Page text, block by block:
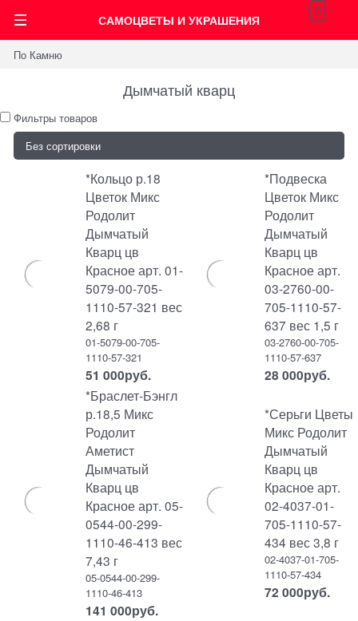
САМОЦВЕТЫ И УКРАШЕНИЯ
0
По Камню
Дымчатый кварц
Фильтры товаров
*Кольцо р.18
Цветок Микс
Родолит
Дымчатый
Кварц цв
Красное арт. 01-
5079-00-705-
1110-57-321 вес
2,68 г
01-5079-00-705-
1110-57-321
51 000руб.
*Подвеска
Цветок Микс
Родолит
Дымчатый
Кварц цв
Красное арт.
03-2760-00-
705-1110-57-
637 вес 1,5 г
03-2760-00-705-
1110-57-637
28 000руб.
*Браслет-Бэнгл
р.18,5 Микс
Родолит
Аметист
Дымчатый
Кварц цв
Красное арт. 05-
0544-00-299-
1110-46-413 вес
7,43 г
05-0544-00-299-
1110-46-413
141 000руб.
*Серьги Цветы
Микс Родолит
Дымчатый
Кварц цв
Красное арт.
02-4037-01-
705-1110-57-
434 вес 3,8 г
02-4037-01-705-
1110-57-434
72 000руб.